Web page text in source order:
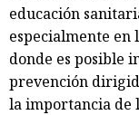
educación
especialmente en
donde es posible
prevención
la importancia de